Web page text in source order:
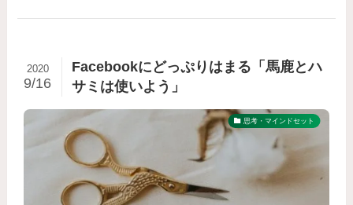
Facebookにどっぷりはまる「馬鹿とハ
サミは使いよう」
2020
9/16
思考・マインドセット